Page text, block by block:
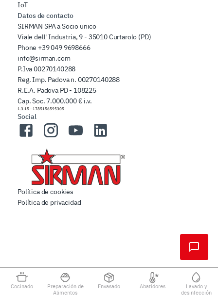
IoT
Datos de contacto
SIRMAN SPA a Socio unico
Viale dell' Industria, 9 - 35010 Curtarolo (PD)
Phone +39 049 9698666
info@sirman.com
P.Iva 00270140288
Reg. Imp. Padova n. 00270140288
R.E.A. Padova PD - 108225
Cap. Soc. 7.000.000 € i.v.
1.3.15 - 1785156595305
Social
FacebookInstagramYouTubeLinkedIn
Política de cookies
Política de privacidad
Cocinado
Preparación de
Alimentos
Envasado Abatidores
Lavado y
desinfección